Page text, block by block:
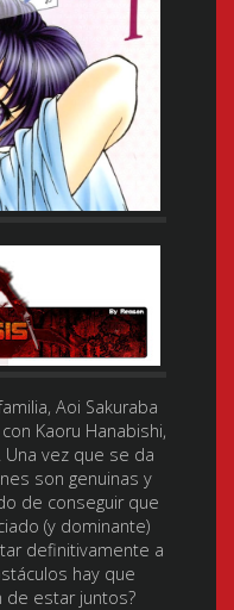
Aoi Sakuraba
Kaoru Hanabishi,
vez que se da
son genuinas y
de conseguir que
(y dominante)
definitivamente a
hay que
de estar juntos?